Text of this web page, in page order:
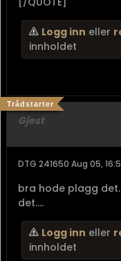
Logg inn eller
innholdet
Gjest
Trådstarter
DTG 241650 Aug 05,
bra hode plagg
det....
Logg inn eller
innholdet